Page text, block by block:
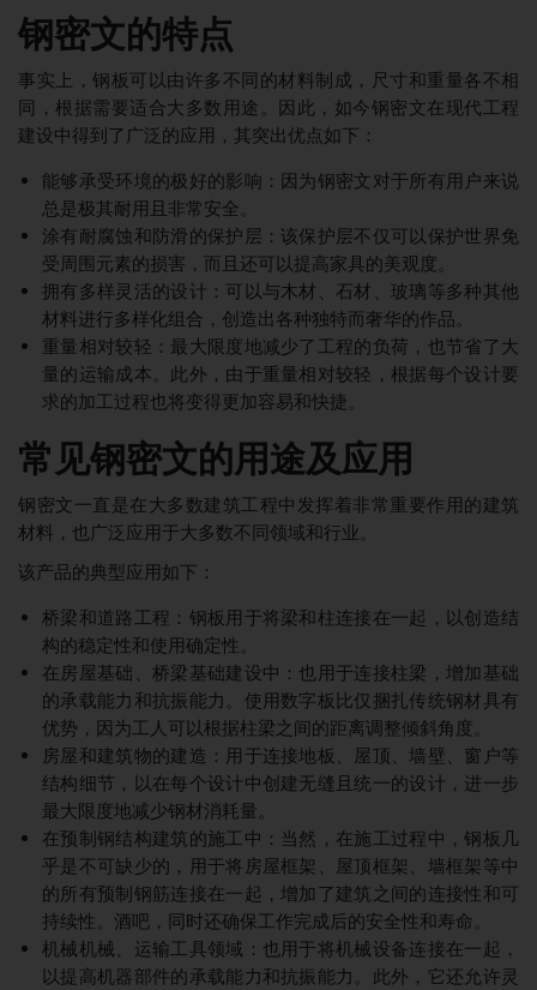
钢密文的特点
事实上，钢板可以由许多不同的材料制成，尺寸和重量各不相
同，根据需要适合大多数用途。因此，如今钢密文在现代工程
建设中得到了广泛的应用，其突出优点如下：
能够承受环境的极好的影响：因为钢密文对于所有用户来说
总是极其耐用且非常安全。
涂有耐腐蚀和防滑的保护层：该保护层不仅可以保护世界免
受周围元素的损害，而且还可以提高家具的美观度。
拥有多样灵活的设计：可以与木材、石材、玻璃等多种其他
材料进行多样化组合，创造出各种独特而奢华的作品。
重量相对较轻：最大限度地减少了工程的负荷，也节省了大
量的运输成本。此外，由于重量相对较轻，根据每个设计要
求的加工过程也将变得更加容易和快捷。
常见钢密文的用途及应用
钢密文一直是在大多数建筑工程中发挥着非常重要作用的建筑
材料，也广泛应用于大多数不同领域和行业。
该产品的典型应用如下：
桥梁和道路工程：钢板用于将梁和柱连接在一起，以创造结
构的稳定性和使用确定性。
在房屋基础、桥梁基础建设中：也用于连接柱梁，增加基础
的承载能力和抗振能力。使用数字板比仅捆扎传统钢材具有
优势，因为工人可以根据柱梁之间的距离调整倾斜角度。
房屋和建筑物的建造：用于连接地板、屋顶、墙壁、窗户等
结构细节，以在每个设计中创建无缝且统一的设计，进一步
最大限度地减少钢材消耗量。
在预制钢结构建筑的施工中：当然，在施工过程中，钢板几
乎是不可缺少的，用于将房屋框架、屋顶框架、墙框架等中
的所有预制钢筋连接在一起，增加了建筑之间的连接性和可
持续性。酒吧，同时还确保工作完成后的安全性和寿命。
机械机械、运输工具领域：也用于将机械设备连接在一起，
以提高机器部件的承载能力和抗振能力。此外，它还允许灵